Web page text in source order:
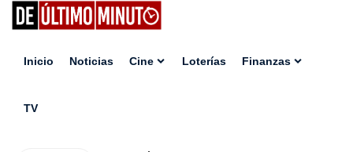
Inicio Noticias Cine Loterías Finanzas
TV